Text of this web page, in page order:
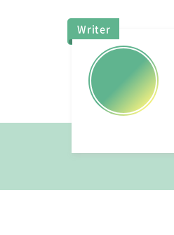
Writer